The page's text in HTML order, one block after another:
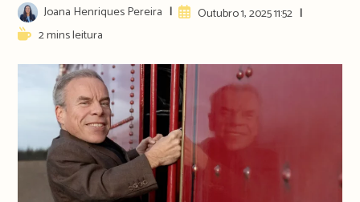
Post
author:
Joana Henriques Pereira
ArtigoOutubro 1, 2025 11:52
Reading2 mins leitura